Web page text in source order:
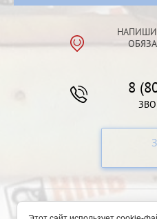
8
© 2018 Магазин